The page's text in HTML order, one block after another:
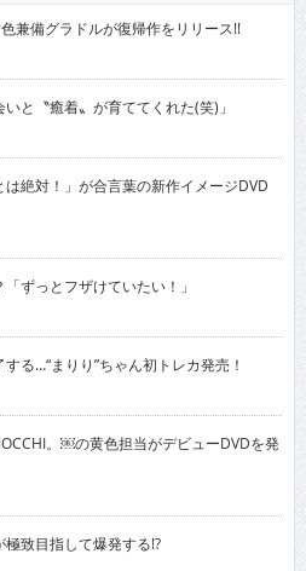
兼備グラドルが復帰作をリリース!!
と〝癒着〟が育ててくれた(笑)」
絶対！」が合言葉の新作イメージDVD
ずっとフザけていたい！」
る…“まりり”ちゃん初トレカ発売！
。￼の黄色担当がデビューDVDを発
致目指して爆発する!?